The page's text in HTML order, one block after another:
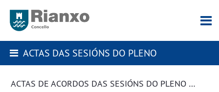
ACTAS DAS SESIÓNS DO PLENO
ACTAS DE ACORDOS DAS SESIÓNS DO PLENO DA CORPORACIÓN